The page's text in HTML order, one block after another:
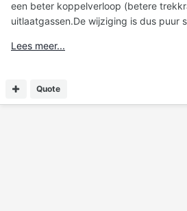
een beter koppelverloop (betere
uitlaatgassen.De wijziging is dus puur
Lees meer...
Quote